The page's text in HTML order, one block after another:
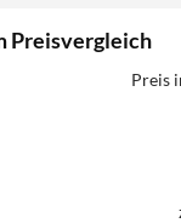
Preisvergleich
Preis